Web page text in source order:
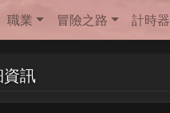
職業 冒險之路 計時器
訊